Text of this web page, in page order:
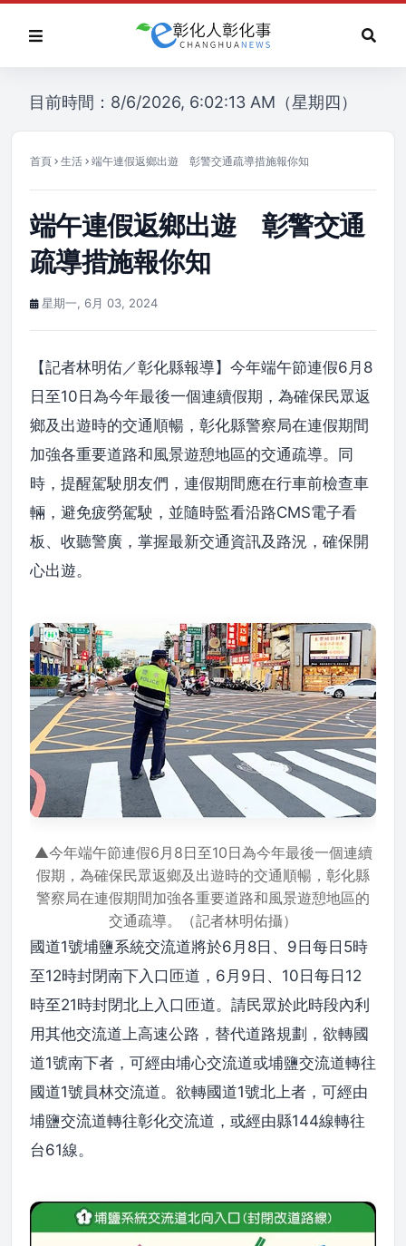
目前時間：8/6/2026, 6:02:13 AM（星期四）
首頁 生活 端午連假返鄉出遊 彰警交通疏導措施報你知
端午連假返鄉出遊 彰警交通
疏導措施報你知
星期一, 6月 03, 2024
【記者林明佑／彰化縣報導】今年端午節連假6月8
日至10日為今年最後一個連續假期，為確保民眾返
鄉及出遊時的交通順暢，彰化縣警察局在連假期間
加強各重要道路和風景遊憩地區的交通疏導。同
時，提醒駕駛朋友們，連假期間應在行車前檢查車
輛，避免疲勞駕駛，並隨時監看沿路CMS電子看
板、收聽警廣，掌握最新交通資訊及路況，確保開
心出遊。
▲今年端午節連假6月8日至10日為今年最後一個連續
假期，為確保民眾返鄉及出遊時的交通順暢，彰化縣
警察局在連假期間加強各重要道路和風景遊憩地區的
交通疏導。（記者林明佑攝）
國道1號埔鹽系統交流道將於6月8日、9日每日5時
至12時封閉南下入口匝道，6月9日、10日每日12
時至21時封閉北上入口匝道。請民眾於此時段內利
用其他交流道上高速公路，替代道路規劃，欲轉國
道1號南下者，可經由埔心交流道或埔鹽交流道轉往
國道1號員林交流道。欲轉國道1號北上者，可經由
埔鹽交流道轉往彰化交流道，或經由縣144線轉往
台61線。